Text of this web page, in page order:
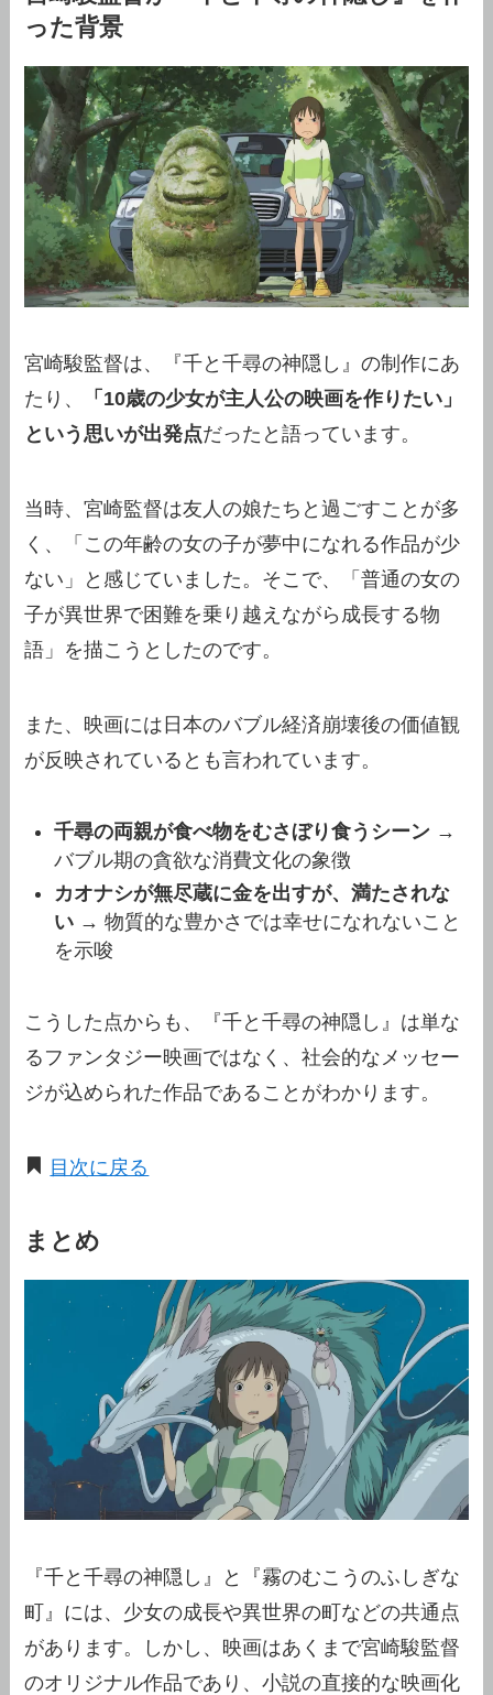
った背景
宮崎駿監督は、『千と千尋の神隠し』の制作にあ
たり、
「10歳の少女が主人公の映画を作りたい」
という思いが出発点だったと語っています。
当時、宮崎監督は友人の娘たちと過ごすことが多
く、「この年齢の女の子が夢中になれる作品が少
ない」と感じていました。そこで、「普通の女の
子が異世界で困難を乗り越えながら成長する物
語」を描こうとしたのです。
また、映画には日本のバブル経済崩壊後の価値観
が反映されているとも言われています。
千尋の両親が食べ物をむさぼり食うシーン →
バブル期の貪欲な消費文化の象徴
カオナシが無尽蔵に金を出すが、満たされな
い → 物質的な豊かさでは幸せになれないこと
を示唆
こうした点からも、『千と千尋の神隠し』は単な
るファンタジー映画ではなく、社会的なメッセー
ジが込められた作品であることがわかります。
目次に戻る
まとめ
『千と千尋の神隠し』と『霧のむこうのふしぎな
町』には、少女の成長や異世界の町などの共通点
があります。しかし、映画はあくまで宮崎駿監督
のオリジナル作品であり、小説の直接的な映画化